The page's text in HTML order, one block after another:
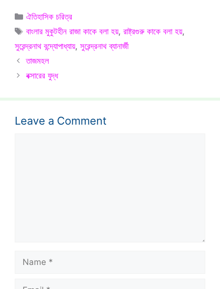
Categories
ঐতিহাসিক চরিত্র
Tags
বাংলার মুকুটহীন রাজা কাকে বলা হয়,রাষ্ট্রগুরু কাকে বলা হয়,
সুরেন্দ্রনাথ বন্দ্যোপাধ্যায়, সুরেন্দ্রনাথ ব্যানার্জী
তাজমহল
বক্সারের যুদ্ধ
Leave a Comment